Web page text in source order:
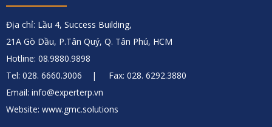
Địa chỉ: Lầu 4, Success Building,
21A Gò Dầu, P.Tân Quý, Q. Tân Phú, HCM
Hotline: 08.9880.9898
Tel: 028. 6660.3006 | Fax: 028. 6292.3880
Email: info@experterp.vn
Website: www.gmc.solutions